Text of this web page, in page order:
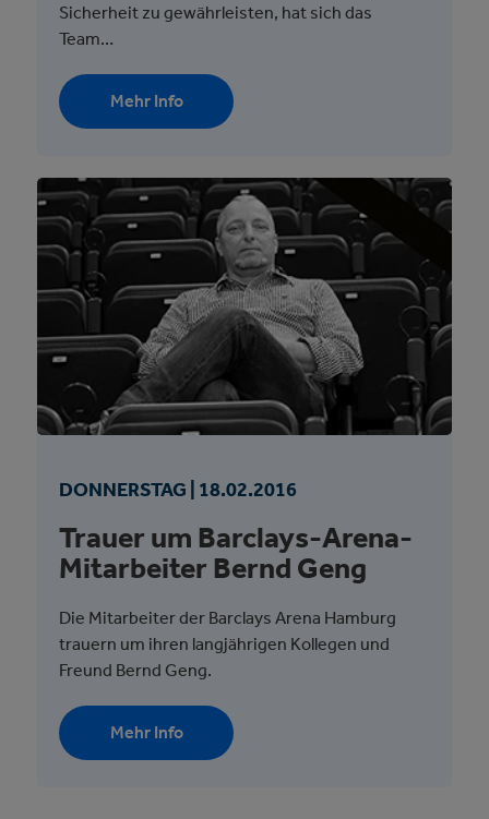
Sicherheit zu gewährleisten, hat sich das
Team…
Mehr Info
DONNERSTAG | 18.02.2016
Trauer um Barclays-Arena-
Mitarbeiter Bernd Geng
Die Mitarbeiter der Barclays Arena Hamburg
trauern um ihren langjährigen Kollegen und
Freund Bernd Geng.
Mehr Info